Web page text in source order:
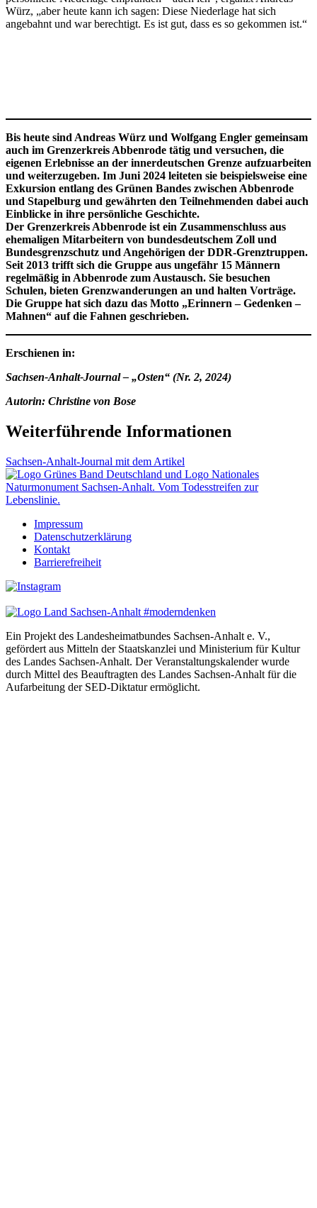
Würz, „aber heute kann ich sagen: Diese Niederlage hat sich
angebahnt und war berechtigt. Es ist gut, dass es so gekommen ist.“
Bis heute sind Andreas Würz und Wolfgang Engler gemeinsam
auch im Grenzerkreis Abbenrode tätig und versuchen, die
eigenen Erlebnisse an der innerdeutschen Grenze aufzuarbeiten
und weiterzugeben. Im Juni 2024 leiteten sie beispielsweise eine
Exkursion entlang des Grünen Bandes zwischen Abbenrode
und Stapelburg und gewährten den Teilnehmenden dabei auch
Einblicke in ihre persönliche Geschichte.
Der Grenzerkreis Abbenrode ist ein Zusammenschluss aus
ehemaligen Mitarbeitern von bundesdeutschem Zoll und
Bundesgrenzschutz und Angehörigen der DDR-Grenztruppen.
Seit 2013 trifft sich die Gruppe aus ungefähr 15 Männern
regelmäßig in Abbenrode zum Austausch. Sie besuchen
Schulen, bieten Grenzwanderungen an und halten Vorträge.
Die Gruppe hat sich dazu das Motto „Erinnern – Gedenken –
Mahnen“ auf die Fahnen geschrieben.
Erschienen in:
Sachsen-Anhalt-Journal – „Osten“ (Nr. 2, 2024)
Autorin: Christine von Bose
Weiterführende Informationen
Sachsen-Anhalt-Journal mit dem Artikel
Impressum
Datenschutzerklärung
Kontakt
Barrierefreiheit
Ein Projekt des Landesheimatbundes Sachsen-Anhalt e. V.,
gefördert aus Mitteln der Staatskanzlei und Ministerium für Kultur
des Landes Sachsen-Anhalt. Der Veranstaltungskalender wurde
durch Mittel des Beauftragten des Landes Sachsen-Anhalt für die
Aufarbeitung der SED-Diktatur ermöglicht.